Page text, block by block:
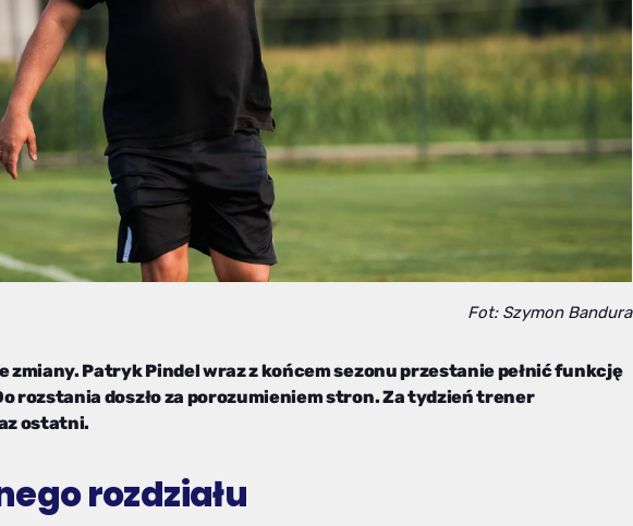
Fot: Szymon Bandura
zmiany. Patryk Pindel wraz z końcem sezonu przestanie pełnić funkcję
rozstania doszło za porozumieniem stron. Za tydzień trener
ostatni.
rozdziału